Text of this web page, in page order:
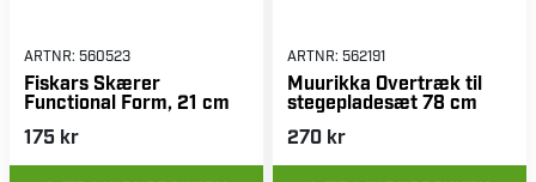
ARTNR: 560523
Fiskars Skærer
Functional Form, 21 cm
175 kr
ARTNR: 562191
Muurikka Overtræk til
stegepladesæt 78 cm
270 kr